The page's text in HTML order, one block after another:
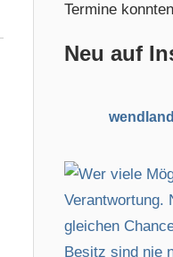
n
a
Termine
Neu auf